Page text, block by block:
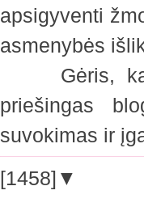
apsigyventi
asmenybės
Gėris, kaip
priešingas
suvokimas ir
[1458]▼